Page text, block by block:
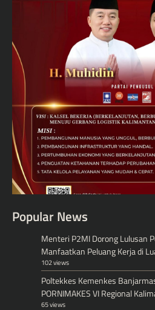
Popular News
Menteri P2MI Dorong Lulusan
Manfaatkan Peluang Kerja di
102 views
Poltekkes Kemenkes
PORNIMAKES VI Regional
65 views